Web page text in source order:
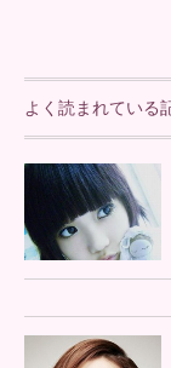
よく読まれている